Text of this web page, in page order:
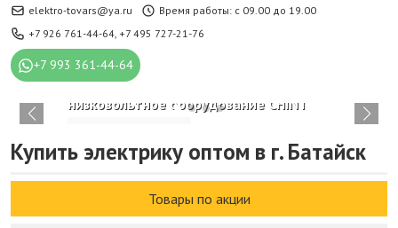
elektro-tovars@ya.ru
Время работы: с 09.00 до 19.00
+7 926 761-44-64, +7 495 727-21-76
+7 993 361-44-64
Новое поступление в каталоге:
низковольтное оборудование CHINT
Купить электрику оптом в г. Батайск
Товары по акции